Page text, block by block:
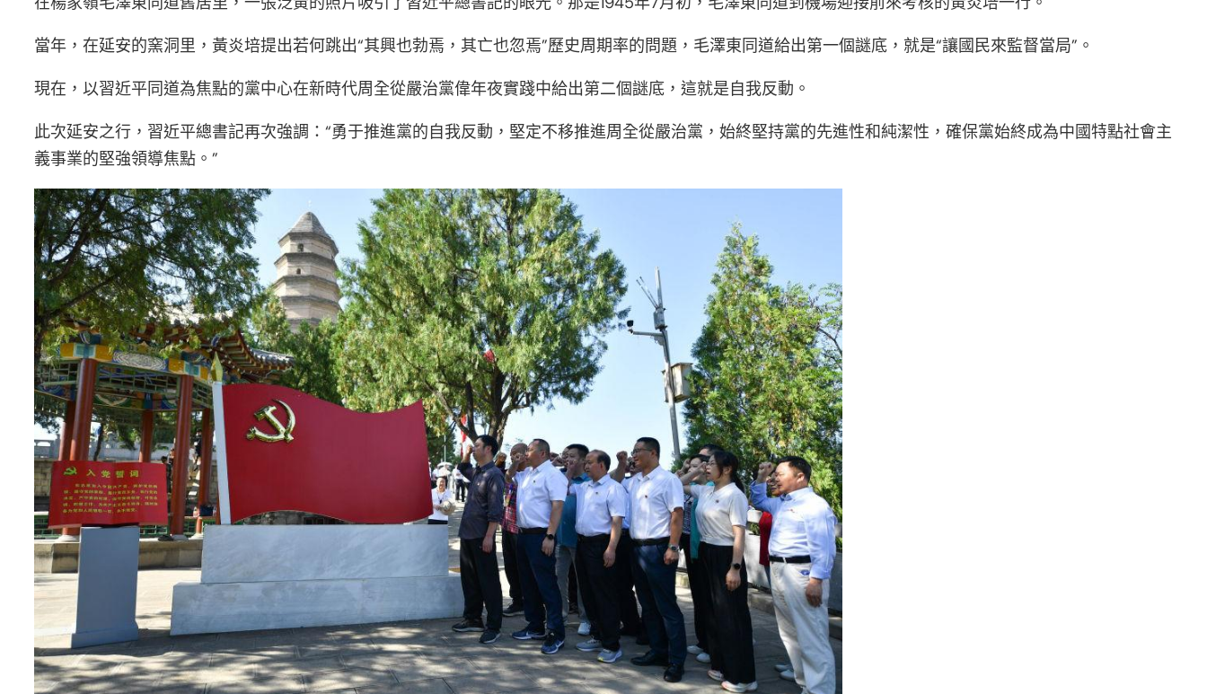
當年，在延安的窯洞里，黃炎培提出若何跳出“其興也勃焉，其亡也忽焉”歷史周期率的問題，毛澤東同道給出第一個謎底，就是“讓國民來監督當局”。
現在，以習近平同道為焦點的黨中心在新時代周全從嚴治黨偉年夜實踐中給出第二個謎底，這就是自我反動。
此次延安之行，習近平總書記再次強調：“勇于推進黨的自我反動，堅定不移推進周全從嚴治黨，始終堅持黨的先進性和純潔性，確保黨始終成為中國特點社會主
義事業的堅強領導焦點。”